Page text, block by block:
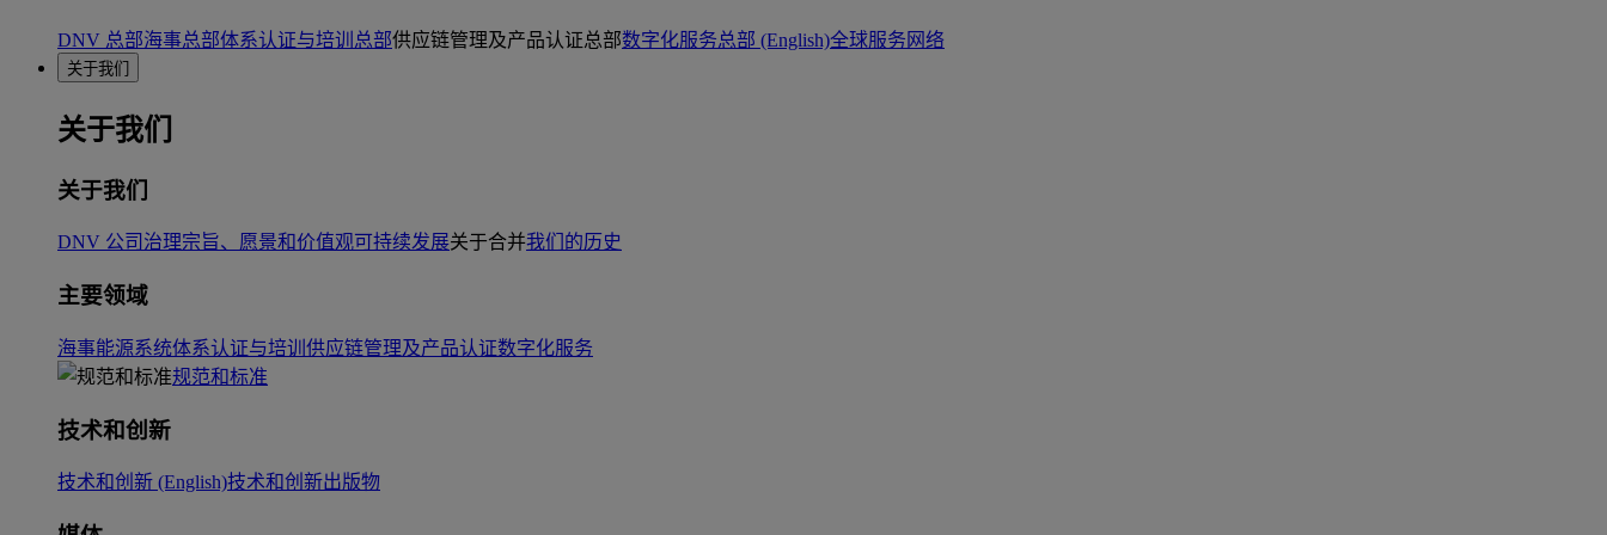
DNV 总部海事总部体系认证与培训总部供应链管理及产品认证总部数字化服务总部 (English)全球服务网络
关于我们
关于我们
关于我们
DNV 公司治理宗旨、愿景和价值观可持续发展关于合并我们的历史
主要领域
海事能源系统体系认证与培训 供应链管理及产品认证数字化服务
规范和标准
技术和创新
技术和创新 (English)技术和创新出版物